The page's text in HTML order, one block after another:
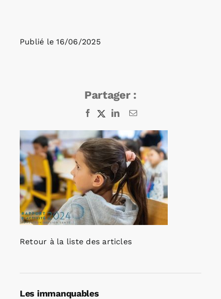
Publié le 16/06/2025
Partager :
Facebook
X LinkedInEmail
Retour à la liste des articles
Les immanquables